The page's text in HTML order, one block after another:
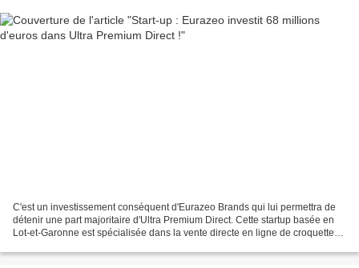
C'est un investissement conséquent d'Eurazeo Brands qui lui permettra de
détenir une part majoritaire d'Ultra Premium Direct. Cette startup basée en
Lot-et-Garonne est spécialisée dans la vente directe en ligne de croquettes